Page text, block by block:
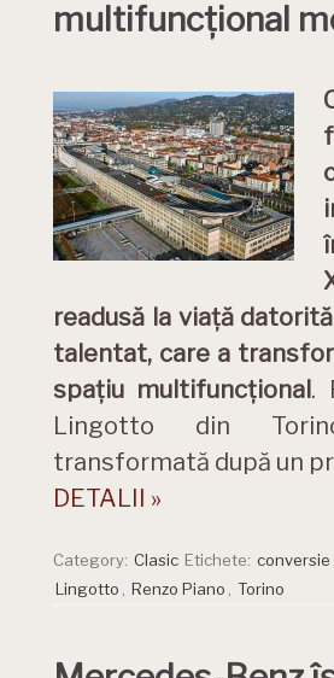
multifuncțional
readusă la viață
talentat, care a
spațiu multifuncțional.
Lingotto din
transformată după un
DETALII »
Category: Clasic Etichete: conversie
Lingotto
Renzo Piano Torino